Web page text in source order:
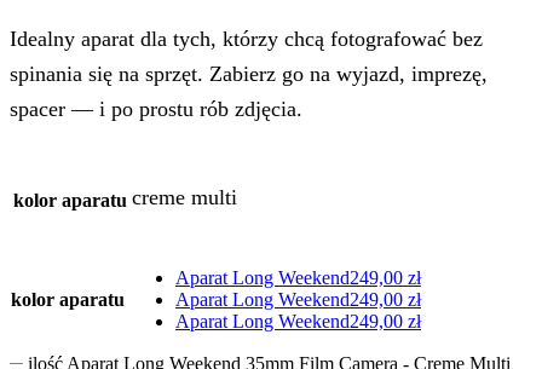
Idealny aparat dla tych, którzy chcą fotografować bez
spinania się na sprzęt. Zabierz go na wyjazd, imprezę,
spacer — i po prostu rób zdjęcia.
kolor aparatu creme multi
kolor aparatu
Aparat Long Weekend249,00 zł
Aparat Long Weekend249,00 zł
Aparat Long Weekend249,00 zł
ilość Aparat Long Weekend 35mm Film Camera - Creme Multi